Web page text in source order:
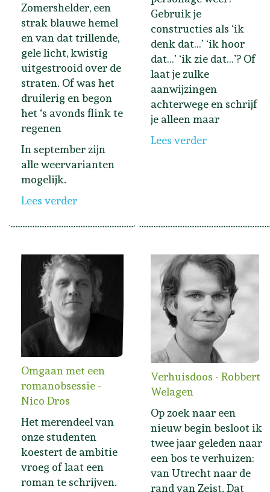
Zomershelder, een
strak blauwe hemel
en van dat trillende,
gele licht, kwistig
uitgestrooid over de
straten. Of was het
druilerig en begon
het ‘s avonds flink te
regenen
In september zijn
alle weervarianten
mogelijk.
Lees verder
Gebruik je
constructies als ‘ik
denk dat…’ ‘ik hoor
dat…’ ‘ik zie dat…’? Of
laat je zulke
aanwijzingen
achterwege en schrijf
je alleen maar
Lees verder
Omgaan met een
romanobsessie -
Nico Dros
Het merendeel van
onze studenten
koestert de ambitie
vroeg of laat een
roman te schrijven.
Verhuisdoos - Robbert
Welagen
Op zoek naar een
nieuw begin besloot ik
twee jaar geleden naar
een bos te verhuizen:
van Utrecht naar de
rand van Zeist. Dat